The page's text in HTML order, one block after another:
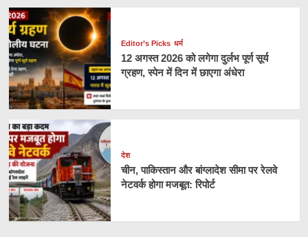
Editor’s Picks धर्म
12 अगस्त 2026 को लगेगा दुर्लभ पूर्ण सूर्य
ग्रहण, स्पेन में दिन में छाएगा अंधेरा
देश
चीन, पाकिस्तान और बांग्लादेश सीमा पर रेलवे
नेटवर्क होगा मजबूत: रिपोर्ट